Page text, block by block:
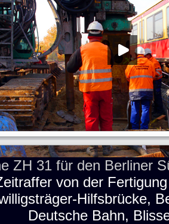
ZH 31 für den Berliner
von der
Hilfsbrücke,
Deutsche Bahn,